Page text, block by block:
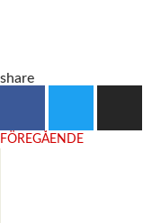
share
FÖREGÅENDE